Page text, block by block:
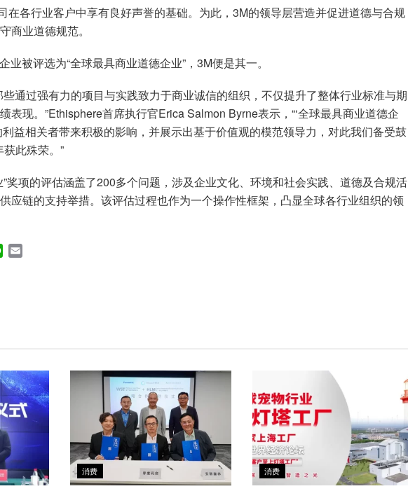
在各行业客户中享有良好声誉的基础。为此，3M的领导层营造并促进道德与合规
商业道德规范。
业被评选为“全球最具商业道德企业”，3M便是其一。
通过强有力的项目与实践致力于商业诚信的组织，不仅提升了整体行业标准与期
表现。”Ethisphere首席执行官Erica Salmon Byrne表示，“‘全球最具商业道德企
利益相关者带来积极的影响，并展示出基于价值观的模范领导力，对此我们备受鼓
此殊荣。”
奖项的评估涵盖了200多个问题，涉及企业文化、环境和社会实践、道德及合规活
应链的支持举措。该评估过程也作为一个操作性框架，凸显全球各行业组织的领
W
消费 消费